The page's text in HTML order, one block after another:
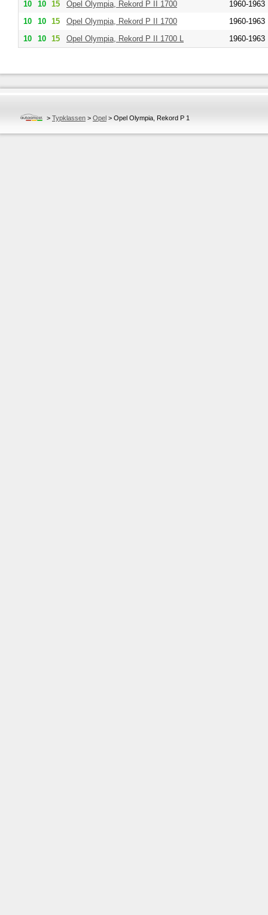
10 10 15 Opel Olympia, Rekord P II 1700
1960-1963
10
10 15 Opel Olympia, Rekord P II 1700
1960-1963
10
10 15 Opel Olympia, Rekord P II 1700 L 1960-1963
> Typklassen > Opel > Opel Olympia, Rekord P 1